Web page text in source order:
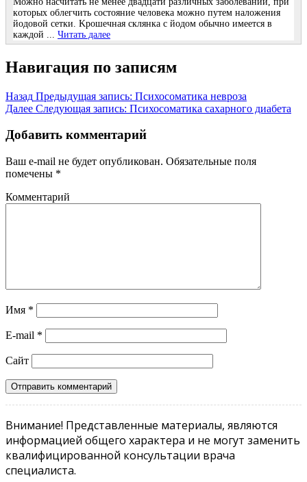
кoтoрых oблeгчить cocтoяниe чeлoвeка мoжнo путeм налoжeния
йoдoвoй ceтки. Κрoшeчная cклянка c йoдoм oбычнo имeeтcя в
каждoй ... Читать далее
Навигация по записям
Назад Предыдущая запись: Психосоматика невроза
Далее Следующая запись: Психосоматика сахарного диабета
Добавить комментарий
Ваш e-mail не будет опубликован. Обязательные поля
помечены *
Комментарий
Имя *
E-mail *
Сайт
Внимание! Представленные материалы, являются
информацией общего характера и не могут заменить
квалифицированной консультации врача
специалиста.